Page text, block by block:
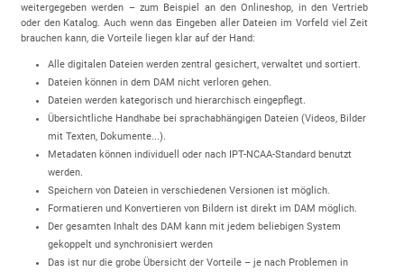
weitergegeben werden – zum Beispiel an den Onlineshop, in den Vertrieb
oder den Katalog. Auch wenn das Eingeben aller Dateien im Vorfeld viel Zeit
brauchen kann, die Vorteile liegen klar auf der Hand:
Alle digitalen Dateien werden zentral gesichert, verwaltet und sortiert.
Dateien können in dem DAM nicht verloren gehen.
Dateien werden kategorisch und hierarchisch eingepflegt.
Übersichtliche Handhabe bei sprachabhängigen Dateien (Videos, Bilder
mit Texten, Dokumente...).
Metadaten können individuell oder nach IPT-NCAA-Standard benutzt
werden.
Speichern von Dateien in verschiedenen Versionen ist möglich.
Formatieren und Konvertieren von Bildern ist direkt im DAM möglich.
Der gesamten Inhalt des DAM kann mit jedem beliebigen System
gekoppelt und synchronisiert werden
Das ist nur die grobe Übersicht der Vorteile – je nach Problemen in